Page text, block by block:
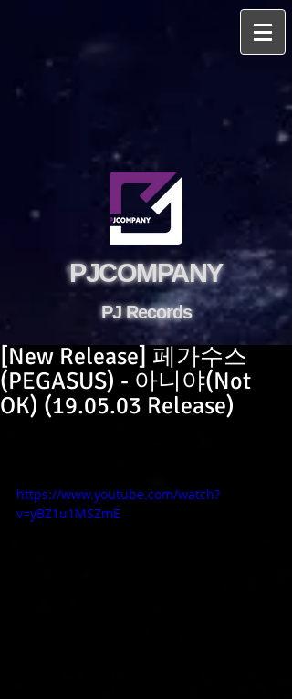
PJCOMPANY
PJ Records
[New Release] 페가수스
(PEGASUS) - 아니야(Not
OK) (19.05.03 Release)
https://www.youtube.com/watch?
v=yBZ1u1MSZmE